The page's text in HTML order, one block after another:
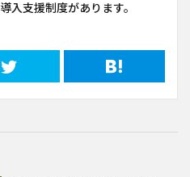
入支援制度があります。